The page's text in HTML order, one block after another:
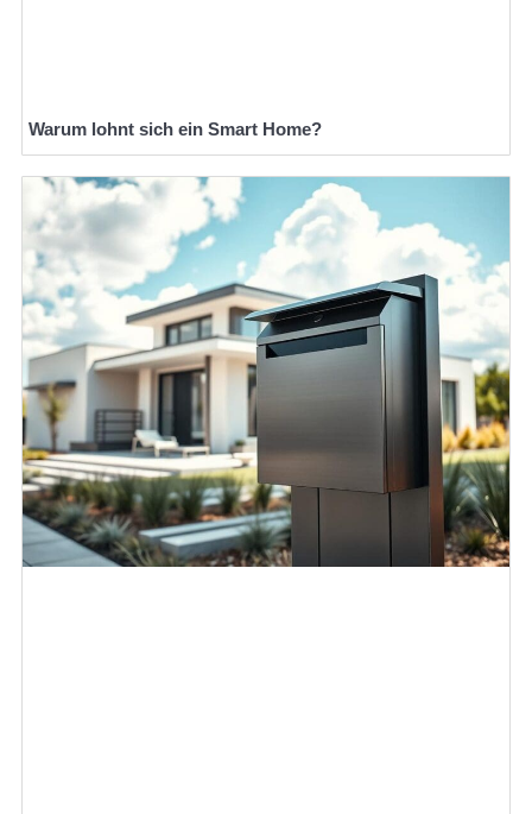
Warum lohnt sich ein Smart Home?